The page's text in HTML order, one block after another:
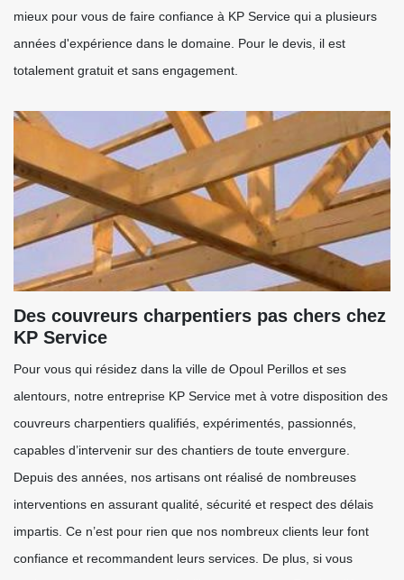
mieux pour vous de faire confiance à KP Service qui a plusieurs
années d'expérience dans le domaine. Pour le devis, il est
totalement gratuit et sans engagement.
Des couvreurs charpentiers pas chers chez
KP Service
Pour vous qui résidez dans la ville de Opoul Perillos et ses
alentours, notre entreprise KP Service met à votre disposition des
couvreurs charpentiers qualifiés, expérimentés, passionnés,
capables d’intervenir sur des chantiers de toute envergure.
Depuis des années, nos artisans ont réalisé de nombreuses
interventions en assurant qualité, sécurité et respect des délais
impartis. Ce n’est pour rien que nos nombreux clients leur font
confiance et recommandent leurs services. De plus, si vous